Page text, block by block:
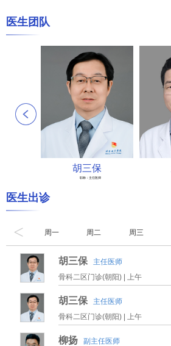
医生团队
胡三保
职称： 主任医师
医生出诊
< 周一 周二 周三
胡三保
主任医师
骨科二区门诊(朝阳) |
上午
胡三保
主任医师
骨科二区门诊(朝阳) |
上午
柳扬
副主任医师